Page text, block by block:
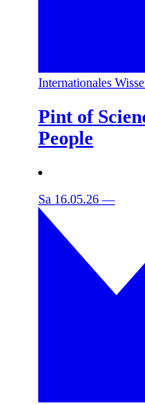
Internationales
Pint of
People
Sa 16.05.26 —